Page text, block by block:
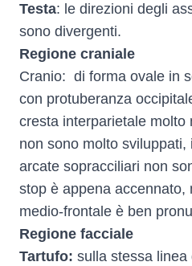
Testa: le direzioni degli
sono divergenti.
Regione craniale
Cranio: di forma ovale in
con protuberanza
cresta interparietale molto
non sono molto
arcate sopracciliari non
stop è appena accennato,
medio-frontale è ben
Regione facciale
Tartufo: sulla stessa linea